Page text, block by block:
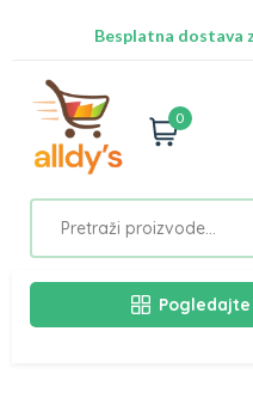
Nalazimo se na
0